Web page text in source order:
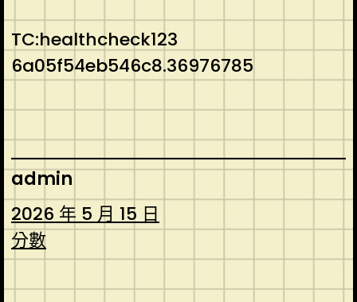
TC:healthcheck123
6a05f54eb546c8.36976785
admin
2026 年 5 月 15 日
分數